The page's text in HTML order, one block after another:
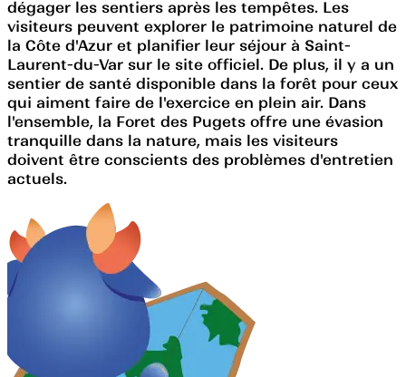
dégager les sentiers après les tempêtes. Les
visiteurs peuvent explorer le patrimoine naturel de
la Côte d'Azur et planifier leur séjour à Saint-
Laurent-du-Var sur le site officiel. De plus, il y a un
sentier de santé disponible dans la forêt pour ceux
qui aiment faire de l'exercice en plein air. Dans
l'ensemble, la Foret des Pugets offre une évasion
tranquille dans la nature, mais les visiteurs
doivent être conscients des problèmes d'entretien
actuels.